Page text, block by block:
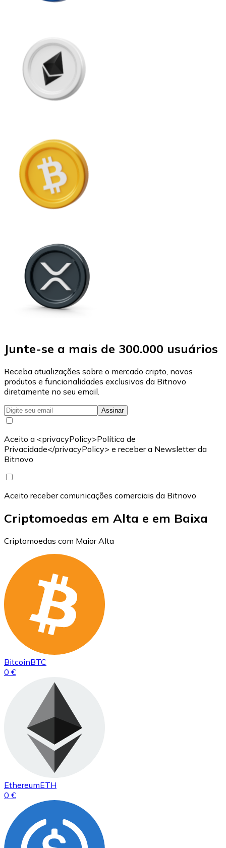
Junte-se a mais de 300.000 usuários
Receba atualizações sobre o mercado cripto, novos
produtos e funcionalidades exclusivas da Bitnovo
diretamente no seu email.
Assinar
Aceito a <privacyPolicy>Política de
Privacidade</privacyPolicy> e receber a Newsletter da
Bitnovo
Aceito receber comunicações comerciais da Bitnovo
Criptomoedas em Alta e em Baixa
Criptomoedas com Maior Alta
BitcoinBTC
0 €
EthereumETH
0 €